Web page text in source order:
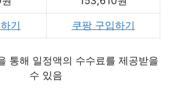
기 쿠팡 구입하기
통해 일정액의 수수료를 제공받을
수 있음